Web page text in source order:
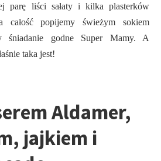
parę liści sałaty i kilka plasterków
całość popijemy świeżym sokiem
śniadanie godne Super Mamy. A
taka jest!
Aldamer,
jajkiem i